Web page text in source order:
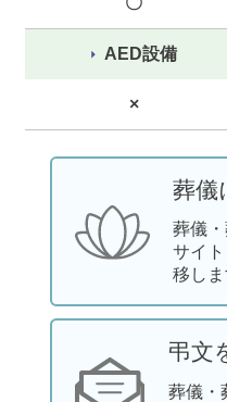
AED設備
×
葬儀
葬儀
サイ
移しま
弔文
葬儀・